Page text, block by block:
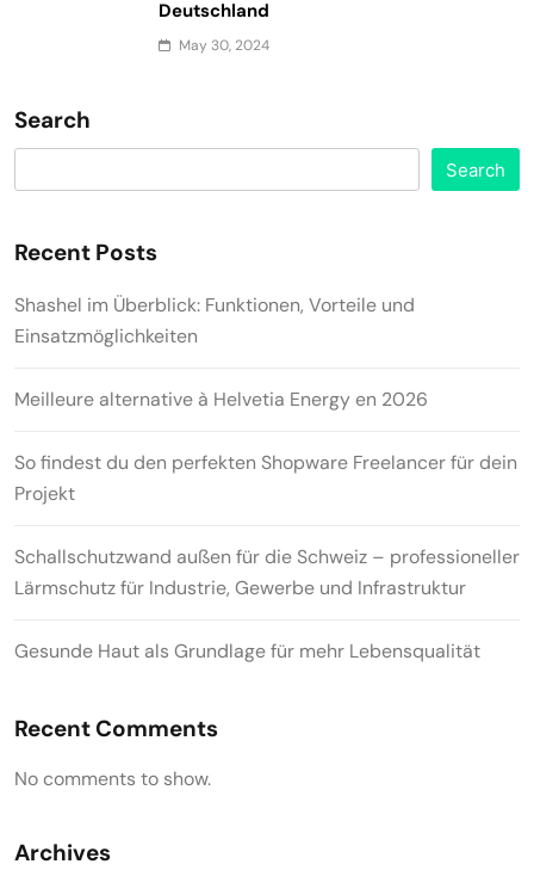
Deutschland
May 30, 2024
Search
Search
Recent Posts
Shashel im Überblick: Funktionen, Vorteile und
Einsatzmöglichkeiten
Meilleure alternative à Helvetia Energy en 2026
So findest du den perfekten Shopware Freelancer für dein
Projekt
Schallschutzwand außen für die Schweiz – professioneller
Lärmschutz für Industrie, Gewerbe und Infrastruktur
Gesunde Haut als Grundlage für mehr Lebensqualität
Recent Comments
No comments to show.
Archives